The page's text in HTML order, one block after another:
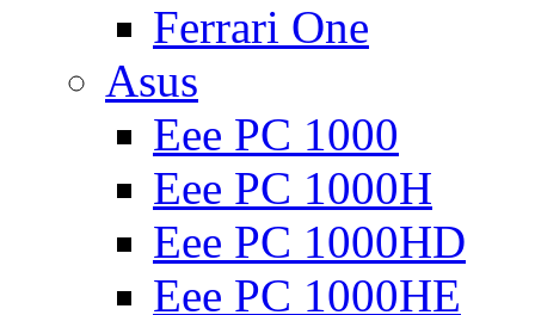
Ferrari One
Asus
Eee PC 1000
Eee PC 1000H
Eee PC 1000HD
Eee PC 1000HE